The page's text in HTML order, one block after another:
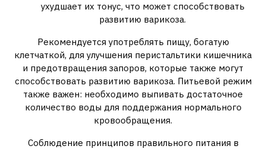
ухудшает их тонус, что может способствовать
развитию варикоза.
Рекомендуется употреблять пищу, богатую
клетчаткой, для улучшения перистальтики кишечника
и предотвращения запоров, которые также могут
способствовать развитию варикоза. Питьевой режим
также важен: необходимо выпивать достаточное
количество воды для поддержания нормального
кровообращения.
Соблюдение принципов правильного питания в